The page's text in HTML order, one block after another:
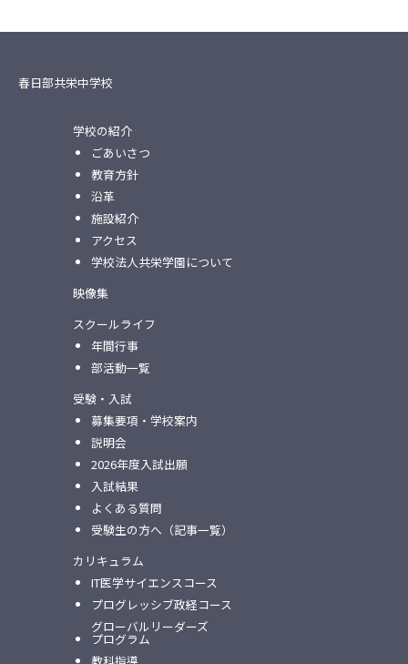
春日部共栄中学校
学校の紹介
ごあいさつ
教育方針
沿革
施設紹介
アクセス
学校法人共栄学園について
映像集
スクールライフ
年間行事
部活動一覧
受験・入試
募集要項・学校案内
説明会
2026年度入試出願
入試結果
よくある質問
受験生の方へ（記事一覧）
カリキュラム
IT医学サイエンスコース
プログレッシブ政経コース
グローバルリーダーズ
プログラム